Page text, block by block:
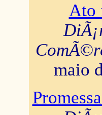
Ato
maio